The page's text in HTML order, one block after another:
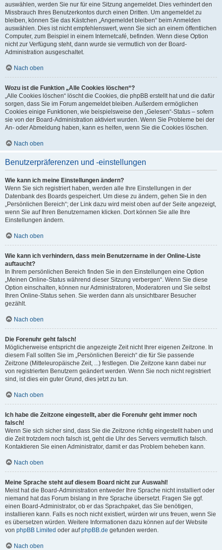
auswählen, werden Sie nur für eine Sitzung angemeldet. Dies verhindert den
Missbrauch Ihres Benutzerkontos durch einen Dritten. Um angemeldet zu
bleiben, können Sie das Kästchen „Angemeldet bleiben“ beim Anmelden
auswählen. Dies ist nicht empfehlenswert, wenn Sie sich an einem öffentlichen
Computer, zum Beispiel in einem Internetcafé, befinden. Wenn diese Option
nicht zur Verfügung steht, dann wurde sie vermutlich von der Board-
Administration ausgeschaltet.
Nach oben
Wozu ist die Funktion „Alle Cookies löschen“?
„Alle Cookies löschen“ löscht die Cookies, die phpBB erstellt hat und die dafür
sorgen, dass Sie im Forum angemeldet bleiben. Außerdem ermöglichen
Cookies einige Funktionen, wie beispielsweise den „Gelesen“-Status – sofern
sie von der Board-Administration aktiviert wurden. Wenn Sie Probleme bei der
An- oder Abmeldung haben, kann es helfen, wenn Sie die Cookies löschen.
Nach oben
Benutzerpräferenzen und -einstellungen
Wie kann ich meine Einstellungen ändern?
Wenn Sie sich registriert haben, werden alle Ihre Einstellungen in der
Datenbank des Boards gespeichert. Um diese zu ändern, gehen Sie in den
„Persönlichen Bereich“; der Link dazu wird meist oben auf der Seite angezeigt,
wenn Sie auf Ihren Benutzernamen klicken. Dort können Sie alle Ihre
Einstellungen ändern.
Nach oben
Wie kann ich verhindern, dass mein Benutzername in der Online-Liste
auftaucht?
In Ihrem persönlichen Bereich finden Sie in den Einstellungen eine Option
„Meinen Online-Status während dieser Sitzung verbergen“. Wenn Sie diese
Option einschalten, können nur Administratoren, Moderatoren und Sie selbst
Ihren Online-Status sehen. Sie werden dann als unsichtbarer Besucher
gezählt.
Nach oben
Die Forenuhr geht falsch!
Möglicherweise entspricht die angezeigte Zeit nicht Ihrer eigenen Zeitzone. In
diesem Fall sollten Sie im „Persönlichen Bereich“ die für Sie passende
Zeitzone (Mitteleuropäische Zeit, ...) festlegen. Die Zeitzone kann dabei nur
von registrierten Benutzern geändert werden. Wenn Sie noch nicht registriert
sind, ist dies ein guter Grund, dies jetzt zu tun.
Nach oben
Ich habe die Zeitzone eingestellt, aber die Forenuhr geht immer noch
falsch!
Wenn Sie sich sicher sind, dass Sie die Zeitzone richtig eingestellt haben und
die Zeit trotzdem noch falsch ist, geht die Uhr des Servers vermutlich falsch.
Kontaktieren Sie einen Administrator, damit er das Problem beheben kann.
Nach oben
Meine Sprache steht auf diesem Board nicht zur Auswahl!
Meist hat die Board-Administration entweder Ihre Sprache nicht installiert oder
niemand hat das Forum bislang in Ihre Sprache übersetzt. Fragen Sie ggf.
einen Board-Administrator, ob er das Sprachpaket, das Sie benötigen,
installieren kann. Falls es noch nicht existiert, würden wir uns freuen, wenn Sie
es übersetzen würden. Weitere Informationen dazu können auf der Website
von phpBB Limited oder aufphpBB.de gefunden werden.
Nach oben